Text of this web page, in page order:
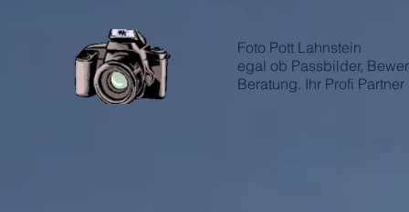
Foto Pott Lahnstein
egal ob Passbilder,
Beratung. Ihr Profi